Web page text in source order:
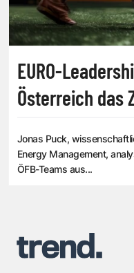
EURO-
Österreich das
Jonas Puck,
Energy Management,
ÖFB-Teams aus...